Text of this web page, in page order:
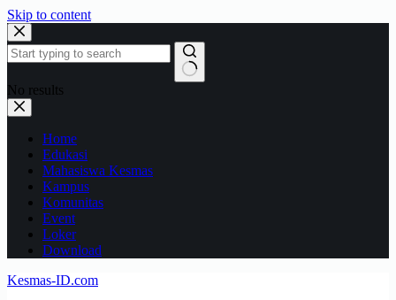
Skip to content
No results
Home
Edukasi
Mahasiswa Kesmas
Kampus
Komunitas
Event
Loker
Download
Kesmas-ID.com